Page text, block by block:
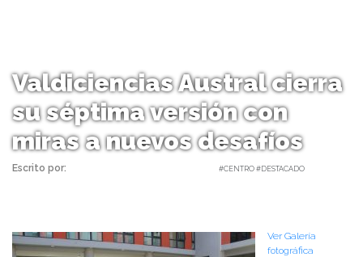
Valdiciencias Austral cierra
su séptima versión con
miras a nuevos desafíos
Escrito por: #CENTRO #DESTACADO
Ver Galería
fotográfica